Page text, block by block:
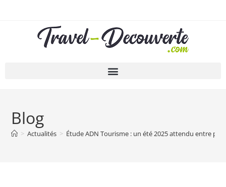
Blog
> Actualités > Étude ADN Tourisme : un été 2025 attendu entre